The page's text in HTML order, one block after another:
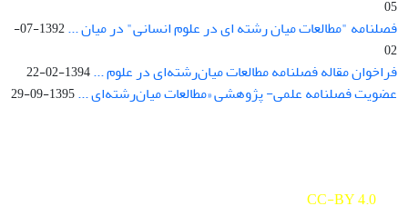
05
فصلنامه "مطالعات میان رشته ای در علوم انسانی" در میان ...
1392-07-
02
فراخوان مقاله فصلنامه مطالعات میان‌رشته‌ای در علوم ...1394-02-22
عضویت فصلنامه علمی- پژوهشی «مطالعات میان‌رشته‌ای ...1395-09-29
CC-BY 4.0